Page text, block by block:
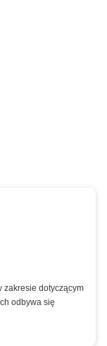
zakresie dotyczącym
odbywa się